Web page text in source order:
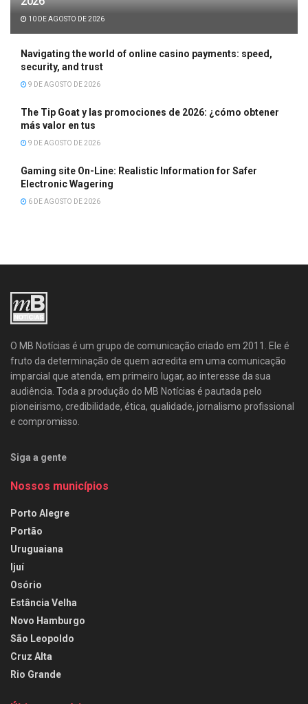
10 DE AGOSTO DE 2026
Navigating the world of online casino payments: speed,
security, and trust
9 DE AGOSTO DE 2026
The Tip Goat y las promociones de 2026: ¿cómo obtener
más valor en tus
9 DE AGOSTO DE 2026
Gaming site On-Line: Realistic Information for Safer
Electronic Wagering
6 DE AGOSTO DE 2026
O MB Notícias é um grupo de comunicação criado em 2011. Ele é
fruto da determinação de quem acredita em uma comunicação
imparcial que atenda, em primeiro lugar, ao interesse da sua
audiência. Toda a produção do MB Notícias é pautada pelo
pioneirismo, credibilidade, ética, qualidade, jornalismo profissional
e compromisso.
Siga a gente
Nossos municípios
Porto Alegre
Portão
Uruguaiana
Ijuí
Osório
Estância Velha
Novo Hamburgo
São Leopoldo
Cruz Alta
Rio Grande